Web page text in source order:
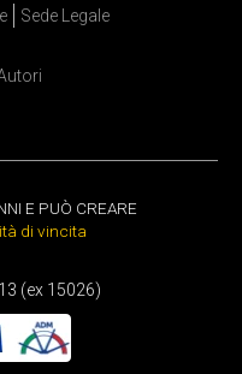
Sede Legale
E PUÒ CREARE
di vincita
(ex 15026)